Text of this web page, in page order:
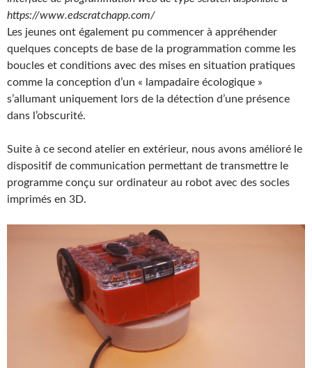
https://www.edscratchapp.com/
Les jeunes ont également pu commencer à appréhender
quelques concepts de base de la programmation comme les
boucles et conditions avec des mises en situation pratiques
comme la conception d’un « lampadaire écologique »
s’allumant uniquement lors de la détection d’une présence
dans l’obscurité.
Suite à ce second atelier en extérieur, nous avons amélioré le
dispositif de communication permettant de transmettre le
programme conçu sur ordinateur au robot avec des socles
imprimés en 3D.